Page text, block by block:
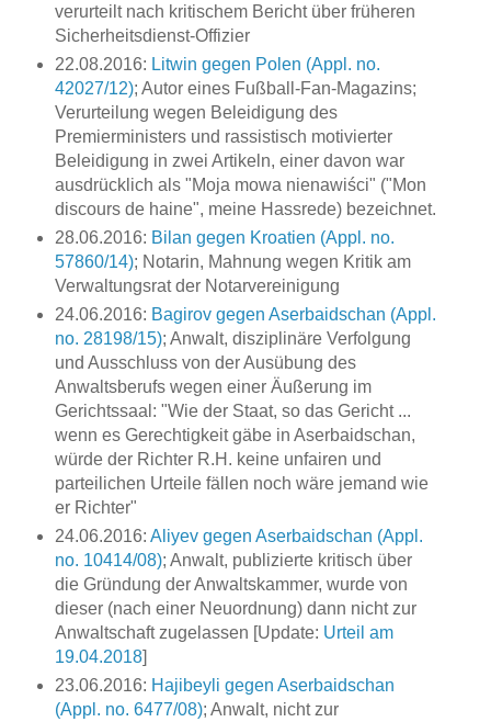
verurteilt nach kritischem Bericht über früheren
Sicherheitsdienst-Offizier
22.08.2016: Litwin gegen Polen (Appl. no.
42027/12); Autor eines Fußball-Fan-Magazins;
Verurteilung wegen Beleidigung des
Premierministers und rassistisch motivierter
Beleidigung in zwei Artikeln, einer davon war
ausdrücklich als "Moja mowa nienawiści" ("Mon
discours de haine", meine Hassrede) bezeichnet.
28.06.2016: Bilan gegen Kroatien (Appl. no.
57860/14); Notarin, Mahnung wegen Kritik am
Verwaltungsrat der Notarvereinigung
24.06.2016: Bagirov gegen Aserbaidschan (Appl.
no. 28198/15); Anwalt, disziplinäre Verfolgung
und Ausschluss von der Ausübung des
Anwaltsberufs wegen einer Äußerung im
Gerichtssaal: "Wie der Staat, so das Gericht ...
wenn es Gerechtigkeit gäbe in Aserbaidschan,
würde der Richter R.H. keine unfairen und
parteilichen Urteile fällen noch wäre jemand wie
er Richter"
24.06.2016: Aliyev gegen Aserbaidschan (Appl.
no. 10414/08); Anwalt, publizierte kritisch über
die Gründung der Anwaltskammer, wurde von
dieser (nach einer Neuordnung) dann nicht zur
Anwaltschaft zugelassen [Update: Urteil am
19.04.2018]
23.06.2016: Hajibeyli gegen Aserbaidschan
(Appl. no. 6477/08); Anwalt, nicht zur